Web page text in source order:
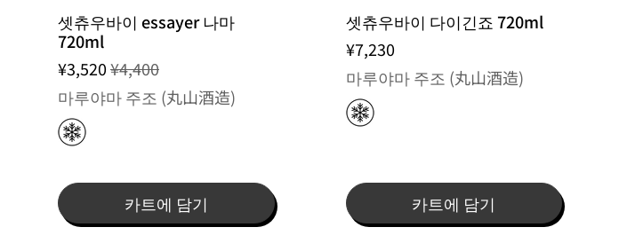
셋츄우바이 essayer 나마
720ml
¥3,520¥4,400
마루야마 주조 (丸山酒造)
카트에 담기
셋츄우바이 다이긴죠 720ml
¥7,230
마루야마 주조 (丸山酒造)
카트에 담기